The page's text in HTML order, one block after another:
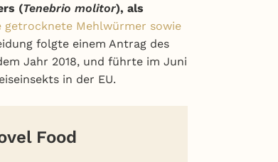
(Tenebrio molitor), als
getrocknete Mehlwürmer sowie
folgte einem Antrag des
Jahr 2018, und führte im Juni
in der EU.
Food